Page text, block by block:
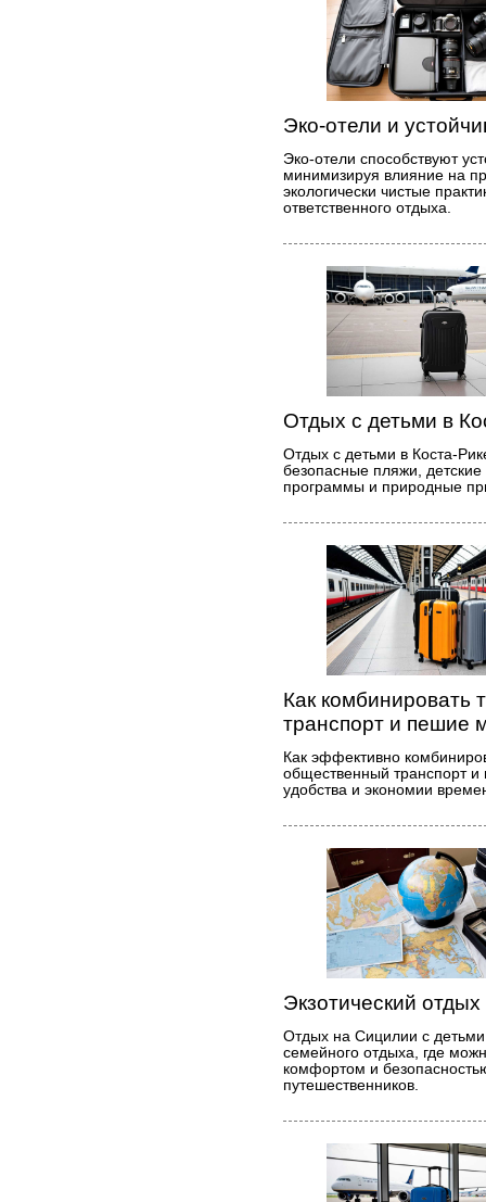
Эко-отели и
Эко-отели способствуют
минимизируя влияние на
экологически чистые
ответственного отдыха.
Отдых с детьми в
Отдых с детьми в Коста-
безопасные пляжи, детские
программы и природные
Как комбинировать
транспорт и пешие
Как эффективно
общественный транспорт
удобства и экономии
Экзотический
Отдых на Сицилии с
семейного отдыха, где
комфортом и
путешественников.